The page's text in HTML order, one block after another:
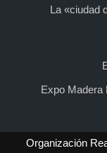
La «ciudad
Expo Madera
Organización